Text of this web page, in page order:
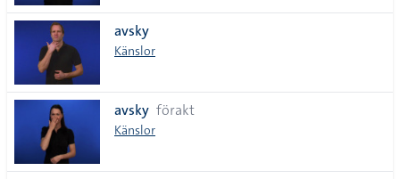
avsky
Känslor
avsky förakt
Känslor